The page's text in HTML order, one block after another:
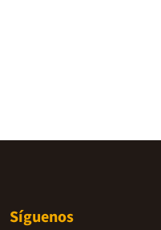
Síguenos